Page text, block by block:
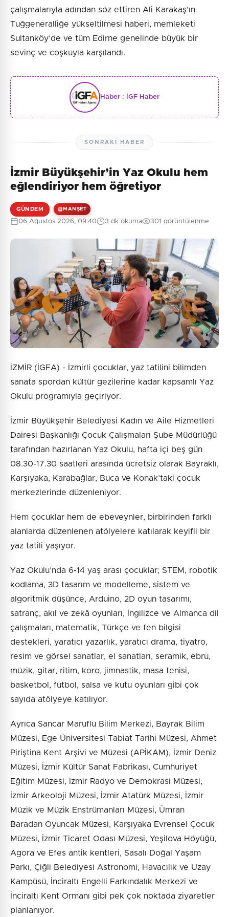
çalışmalarıyla adından söz ettiren Ali Karakaş’ın
Tuğgeneralliğe yükseltilmesi haberi, memleketi
Sultanköy’de ve tüm Edirne genelinde büyük bir
sevinç ve coşkuyla karşılandı.
Haber : İGF Haber
SONRAKI HABER
İzmir Büyükşehir’in Yaz Okulu hem
eğlendiriyor hem öğretiyor
GÜNDEM MANŞET
06 Ağustos 2026, 09:40 3 dk okuma 301 görüntülenme
İZMİR (İGFA) - İzmirli çocuklar, yaz tatilini bilimden
sanata spordan kültür gezilerine kadar kapsamlı Yaz
Okulu programıyla geçiriyor.
İzmir Büyükşehir Belediyesi Kadın ve Aile Hizmetleri
Dairesi Başkanlığı Çocuk Çalışmaları Şube Müdürlüğü
tarafından hazırlanan Yaz Okulu, hafta içi beş gün
08.30-17.30 saatleri arasında ücretsiz olarak Bayraklı,
Karşıyaka, Karabağlar, Buca ve Konak’taki çocuk
merkezlerinde düzenleniyor.
Hem çocuklar hem de ebeveynler, birbirinden farklı
alanlarda düzenlenen atölyelere katılarak keyifli bir
yaz tatili yaşıyor.
Yaz Okulu’nda 6-14 yaş arası çocuklar; STEM, robotik
kodlama, 3D tasarım ve modelleme, sistem ve
algoritmik düşünce, Arduino, 2D oyun tasarımı,
satranç, akıl ve zekâ oyunları, İngilizce ve Almanca dil
çalışmaları, matematik, Türkçe ve fen bilgisi
destekleri, yaratıcı yazarlık, yaratıcı drama, tiyatro,
resim ve görsel sanatlar, el sanatları, seramik, ebru,
müzik, gitar, ritim, koro, jimnastik, masa tenisi,
basketbol, futbol, salsa ve kutu oyunları gibi çok
sayıda atölyeye katılıyor.
Ayrıca Sancar Maruflu Bilim Merkezi, Bayrak Bilim
Müzesi, Ege Üniversitesi Tabiat Tarihi Müzesi, Ahmet
Piriştina Kent Arşivi ve Müzesi (APİKAM), İzmir Deniz
Müzesi, İzmir Kültür Sanat Fabrikası, Cumhuriyet
Eğitim Müzesi, İzmir Radyo ve Demokrasi Müzesi,
İzmir Arkeoloji Müzesi, İzmir Atatürk Müzesi, İzmir
Müzik ve Müzik Enstrümanları Müzesi, Ümran
Baradan Oyuncak Müzesi, Karşıyaka Evrensel Çocuk
Müzesi, İzmir Ticaret Odası Müzesi, Yeşilova Höyüğü,
Agora ve Efes antik kentleri, Sasalı Doğal Yaşam
Parkı, Çiğli Belediyesi Astronomi, Havacılık ve Uzay
Kampüsü, İnciraltı Engelli Farkındalık Merkezi ve
İnciraltı Kent Ormanı gibi pek çok noktada ziyaretler
planlanıyor.